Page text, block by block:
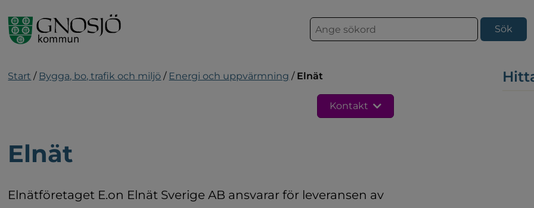
S
ö
Start / Bygga, bo, trafik och miljö / Energi och uppvärmning / Elnät
Kontakt
Elnät
Elnätföretaget E.on Elnät Sverige AB ansvarar för leveransen av